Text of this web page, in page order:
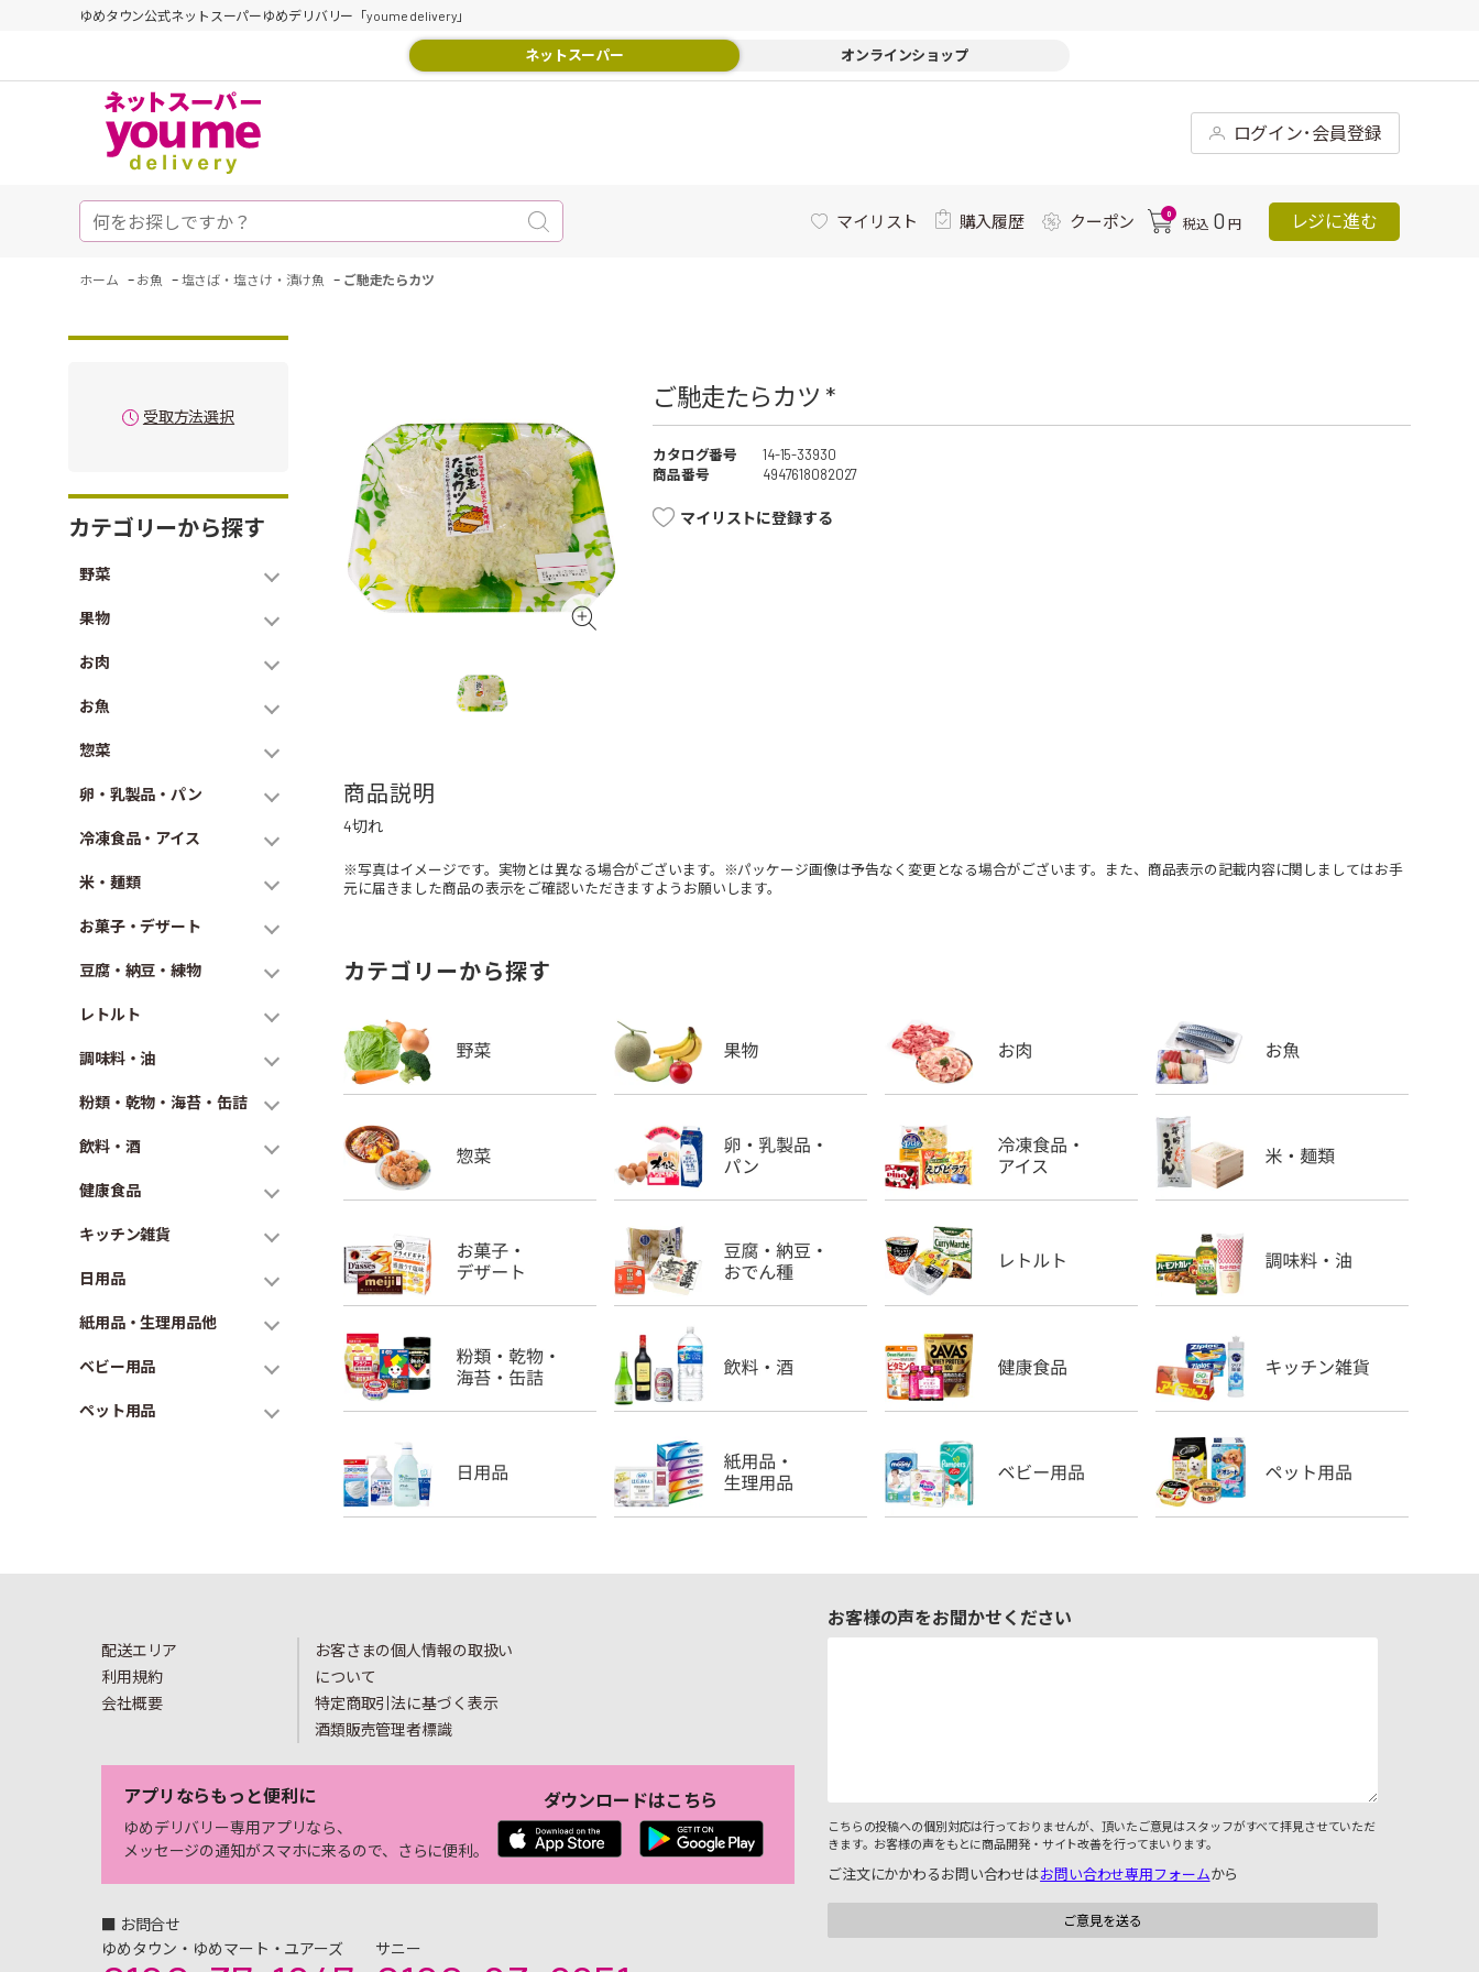
ゆめタウン公式ネットスーパーゆめデリバリー「youme delivery」
ネットスーパー オンラインショップ
ログイン･会員登録
マイリスト 購入履歴 クーポン 0
税込 0 円 レジに進む
ホーム - お魚 - 塩さば・塩さけ・漬け魚 - ご馳走たらカツ
受取方法選択
カテゴリーから探す
野菜
果物
お肉
お魚
惣菜
卵・乳製品・パン
冷凍食品・アイス
米・麺類
お菓子・デザート
豆腐・納豆・練物
レトルト
調味料・油
粉類・乾物・海苔・缶詰
飲料・酒
健康食品
キッチン雑貨
日用品
紙用品・生理用品他
ベビー用品
ペット用品
ご馳走たらカツ *
カタログ番号
14-15-33930
商品番号
4947618082027
マイリストに登録する
商品説明
4切れ
※写真はイメージです。実物とは異なる場合がございます。※パッケージ画像は予告なく変更となる場合がございます。また、商品表示の記載内容に関しましてはお手
元に届きました商品の表示をご確認いただきますようお願いします。
カテゴリーから探す
配送エリア
利用規約
会社概要
お客さまの個人情報の取扱い
について
特定商取引法に基づく表示
酒類販売管理者標識
アプリならもっと便利に
ゆめデリバリー専用アプリなら、
メッセージの通知がスマホに来るので、さらに便利。
ダウンロードはこちら
■ お問合せ
ゆめタウン・ゆめマート・ユアーズ
サニー
お客様の声をお聞かせください
こちらの投稿への個別対応は行っておりませんが、頂いたご意見はスタッフがすべて拝見させていただ
きます。お客様の声をもとに商品開発・サイト改善を行ってまいります。
ご注文にかかわるお問い合わせはお問い合わせ専用フォームから